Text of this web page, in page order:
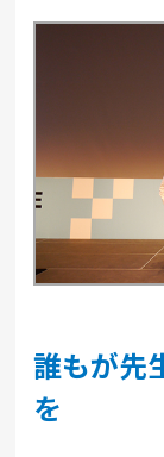
誰もが先
を